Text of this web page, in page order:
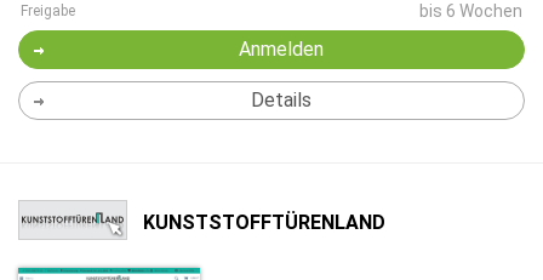
Freigabe bis 6 Wochen
Anmelden
Details
KUNSTSTOFFTÜRENLAND